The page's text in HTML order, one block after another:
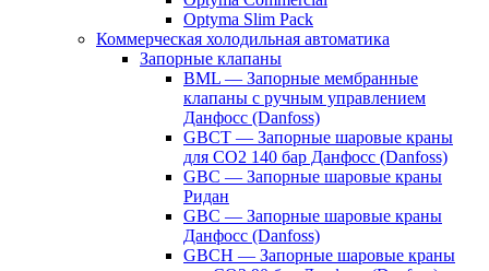
Optyma Slim Pack
Коммерческая холодильная автоматика
Запорные клапаны
BML — Запорные мембранные
клапаны с ручным управлением
Данфосс (Danfoss)
GBCT — Запорные шаровые краны
для CO2 140 бар Данфосс (Danfoss)
GBC — Запорные шаровые краны
Ридан
GBC — Запорные шаровые краны
Данфосс (Danfoss)
GBCH — Запорные шаровые краны